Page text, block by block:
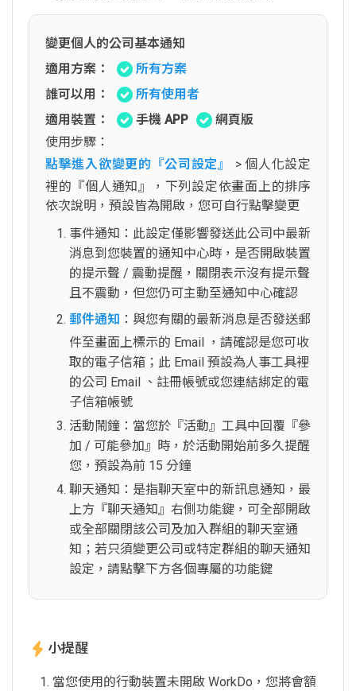
變更個人的公司基本通知
適用方案：
所有方案
誰可以用：
所有使用者
適用裝置：
手機 APP
網頁版
使用步驟：
點擊進入欲變更的『公司設定』
> 個人化設定
裡的『個人通知』，下列設定依畫面上的排序
依次說明，預設皆為開啟，您可自行點擊變更
事件通知：此設定僅影響發送此公司中最新
消息到您裝置的通知中心時，是否開啟裝置
的提示聲 / 震動提醒，關閉表示沒有提示聲
且不震動，但您仍可主動至通知中心確認
郵件通知 ：與您有關的最新消息是否發送郵
件至畫面上標示的 Email ，請確認是您可收
取的電子信箱；此 Email 預設為人事工具裡
的公司 Email 、註冊帳號或您連結綁定的電
子信箱帳號
活動鬧鐘：當您於『活動』工具中回覆『參
加 / 可能參加』時，於活動開始前多久提醒
您，預設為前 15 分鐘
聊天通知：是指聊天室中的新訊息通知，最
上方『聊天通知』右側功能鍵，可全部開啟
或全部關閉該公司及加入群組的聊天室通
知；若只須變更公司或特定群組的聊天通知
設定，請點擊下方各個專屬的功能鍵
小提醒
當您使用的行動裝置未開啟 WorkDo，您將會額